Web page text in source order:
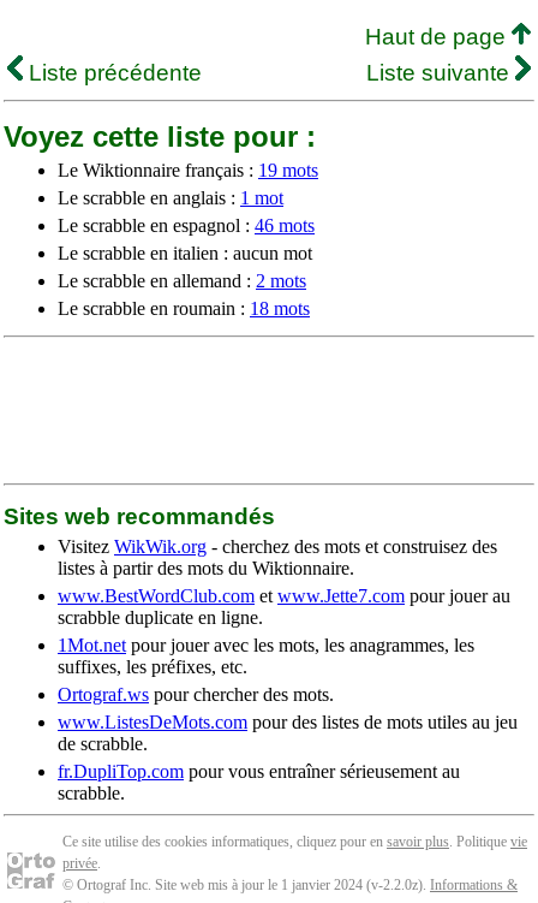
Haut de page
Liste précédente
Liste suivante
Voyez cette liste pour :
Le Wiktionnaire français : 19 mots
Le scrabble en anglais : 1 mot
Le scrabble en espagnol : 46 mots
Le scrabble en italien : aucun mot
Le scrabble en allemand : 2 mots
Le scrabble en roumain : 18 mots
Sites web recommandés
Visitez WikWik.org - cherchez des mots et construisez des
listes à partir des mots du Wiktionnaire.
www.BestWordClub.com et www.Jette7.com pour jouer au
scrabble duplicate en ligne.
1Mot.net pour jouer avec les mots, les anagrammes, les
suffixes, les préfixes, etc.
Ortograf.ws pour chercher des mots.
www.ListesDeMots.com pour des listes de mots utiles au jeu
de scrabble.
fr.DupliTop.com pour vous entraîner sérieusement au
scrabble.
Ce site utilise des cookies informatiques, cliquez pour en savoir plus. Politique vie
privée.
© Ortograf Inc. Site web mis à jour le 1 janvier 2024 (v-2.2.0z). Informations &